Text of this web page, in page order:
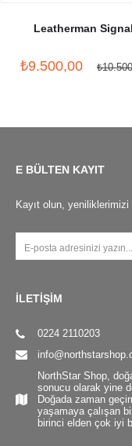
Leatherman Signal
₺9.500,00
E BÜLTEN KAYIT
Kayıt olun, yeniliklerimizi
İLETİŞİM
0224 2110203
NorthStar Shop,
sonucu olarak yine
Doğada zaman
yaşamaya çalışan
birinci elden çok iyi